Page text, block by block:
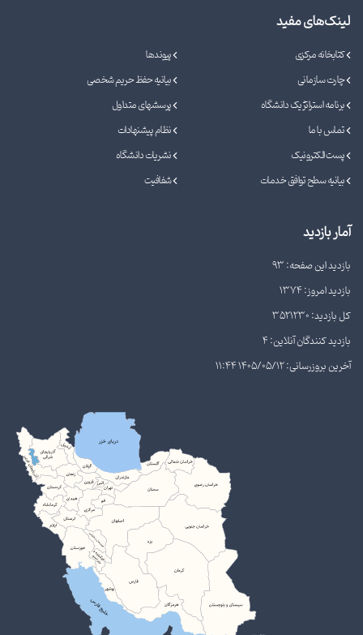
لینک‌های مفید
کتابخانه مرکزی
پیوندها
چارت سازمانی
بیانیه حفظ حریم شخصی
برنامه استراتژیک دانشگاه
پرسشهای متداول
تماس با ما
نظام پیشنهادات
پست الکترونیک
نشریات دانشگاه
بیانیه سطح توافق خدمات
شفافیت
آمار بازدید
بازدید این صفحه: 93
بازدید امروز: 1374
کل بازدید: 3521230
بازدید کنندگان آنلاین: 4
آخرین بروزرسانی: 1405/05/12 11:44